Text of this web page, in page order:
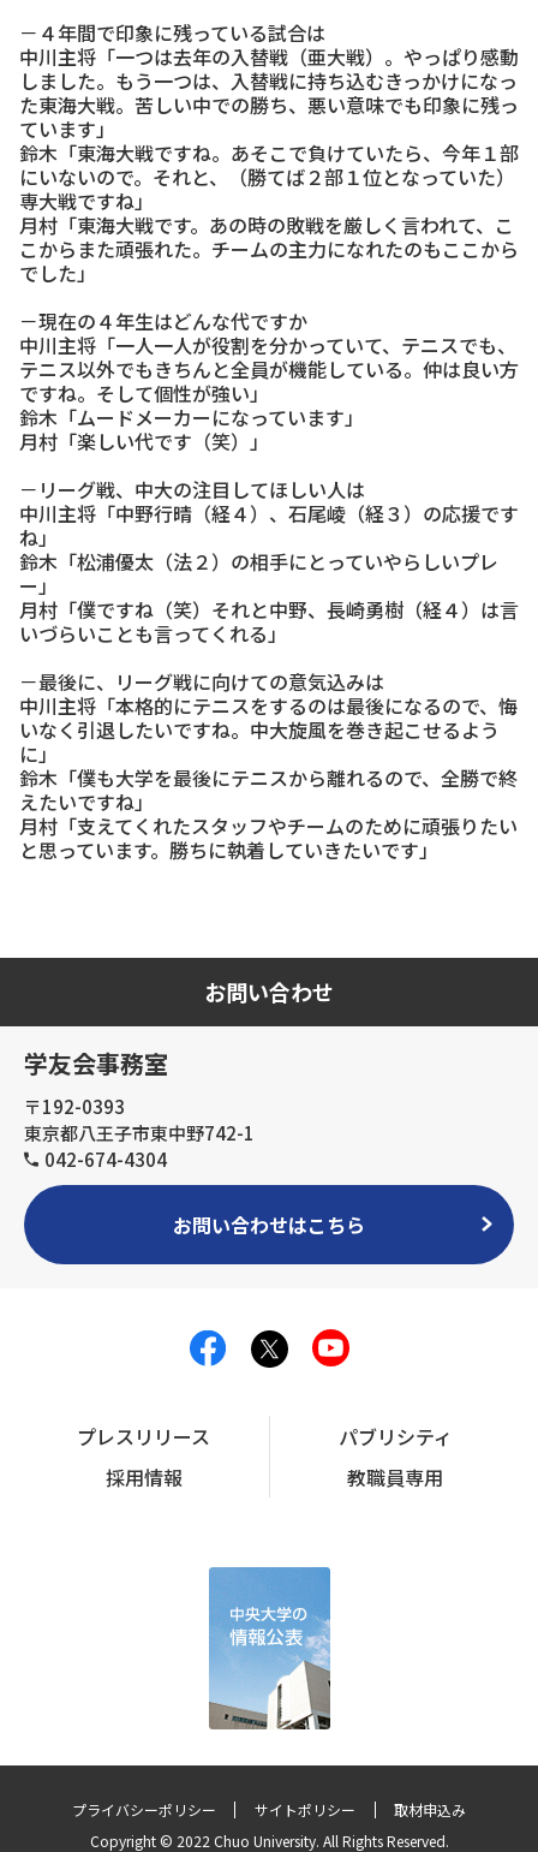
－４年間で印象に残っている試合は
中川主将「一つは去年の入替戦（亜大戦）。やっぱり感動
しました。もう一つは、入替戦に持ち込むきっかけになっ
た東海大戦。苦しい中での勝ち、悪い意味でも印象に残っ
ています」
鈴木「東海大戦ですね。あそこで負けていたら、今年１部
にいないので。それと、（勝てば２部１位となっていた）
専大戦ですね」
月村「東海大戦です。あの時の敗戦を厳しく言われて、こ
こからまた頑張れた。チームの主力になれたのもここから
でした」
－現在の４年生はどんな代ですか
中川主将「一人一人が役割を分かっていて、テニスでも、
テニス以外でもきちんと全員が機能している。仲は良い方
ですね。そして個性が強い」
鈴木「ムードメーカーになっています」
月村「楽しい代です（笑）」
－リーグ戦、中大の注目してほしい人は
中川主将「中野行晴（経４）、石尾崚（経３）の応援です
ね」
鈴木「松浦優太（法２）の相手にとっていやらしいプレ
ー」
月村「僕ですね（笑）それと中野、長崎勇樹（経４）は言
いづらいことも言ってくれる」
－最後に、リーグ戦に向けての意気込みは
中川主将「本格的にテニスをするのは最後になるので、悔
いなく引退したいですね。中大旋風を巻き起こせるよう
に」
鈴木「僕も大学を最後にテニスから離れるので、全勝で終
えたいですね」
月村「支えてくれたスタッフやチームのために頑張りたい
と思っています。勝ちに執着していきたいです」
お問い合わせ
学友会事務室
〒192-0393
東京都八王子市東中野742-1
042-674-4304
お問い合わせはこちら
プレスリリース
パブリシティ
採用情報
教職員専用
プライバシーポリシー サイトポリシー
取材申込み
Copyright © 2022 Chuo University. All Rights Reserved.